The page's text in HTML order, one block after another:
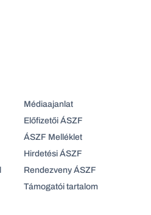
Médiaajanlat
Előfizetői ÁSZF
ÁSZF Melléklet
Hirdetési ÁSZF
Rendezveny ÁSZF
Támogatói tartalom